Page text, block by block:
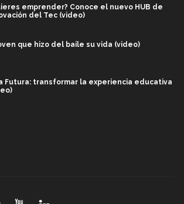
emprender? Conoce el nuevo HUB de
del Tec (video)
que hizo del baile su vida (video)
Futura: transformar la experiencia educativa